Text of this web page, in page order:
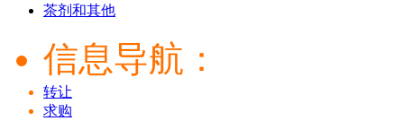
茶剂和其他
信息导航：
转让
求购